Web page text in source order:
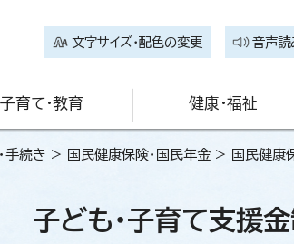
文字サイズ・配色の変更 音声読
子育て・教育 健康・福祉
手続き > 国民健康保険・国民年金 > 国民健康
子ども・子育て支援